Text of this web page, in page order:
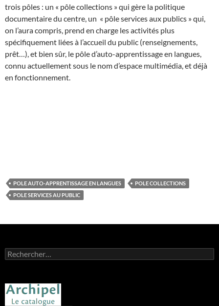
trois pôles : un « pôle collections » qui gère la politique
documentaire du centre, un « pôle services aux publics » qui,
on l’aura compris, prend en charge les activités plus
spécifiquement liées à l’accueil du public (renseignements,
prêt…), et bien sûr, le pôle d’auto-apprentissage en langues,
connu actuellement sous le nom d’espace multimédia, et déjà
en fonctionnement.
POLE AUTO-APPRENTISSAGE EN LANGUES
POLE COLLECTIONS
POLE SERVICES AU PUBLIC
Rechercher :